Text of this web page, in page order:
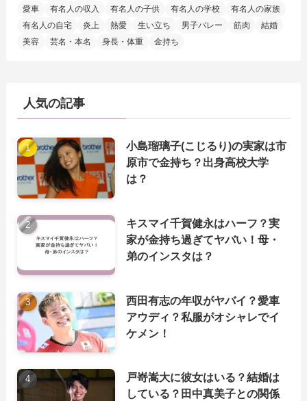
愛車
有名人の収入 有名人の子供 有名人の学校
有名人の家族
有名人の自宅
炎上 熱愛 生い立ち 男子バレー 筋肉
結婚
美容
芸名・本名 身長・体重 金持ち
人気の記事
小島瑠璃子(こじるり)の実家は市
原市で金持ち？出身高校大学
は？
キスマイ千賀健永はハーフ？実
家が金持ち過ぎてヤバい！母・
弟のインスタは？
西田有志の年収がヤバイ？愛車
アウディ？私服がオシャレでイ
ケメン！
戸嵜嵩大に彼女はいる？結婚は
している？田中真美子との関係